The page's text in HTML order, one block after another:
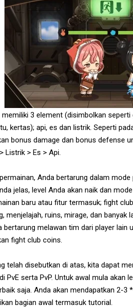
memiliki 3 element (disimbolkan
kertas); api, es dan listrik. Seperti
bonus damage dan bonus defense
Listrik > Es > Api.
Anda bertarung dalam
jelas, level Anda akan naik dan
baru atau fitur termasuk; fight
menjelajah, ruins, mirage, dan banyak
bertarung melawan tim dari player lain
fight club coins.
telah disebutkan di atas, kita dapat
PvE serta PvP. Untuk awal mula akan
saja. Anda akan mendapatkan 2-3
bagian awal termasuk tutorial.